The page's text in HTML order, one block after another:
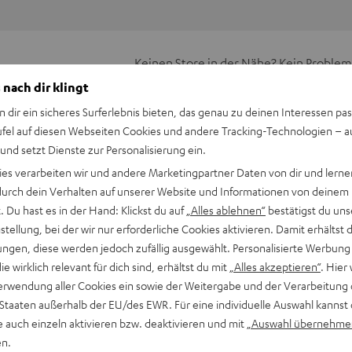
Keinen Store in der Nähe? Kein
2
und Snooze-Fetischisten: Die Aussicht auf einen
CUP sollte Grund genug sein, die Beine motiviert aus
nach dir klingt
dir ein sicheres Surferlebnis bieten, das genau zu deinen Interessen
auf diesen Webseiten Cookies und andere Tracking-Technologien –
setzt Dienste zur Personalisierung ein.
verarbeiten wir und andere Marketingpartner Daten von dir und
dein Verhalten auf unserer Website und Informationen von deinem
Du hast es in der Hand: Klickst du auf „Alles ablehnen“ bestätigst du
bei der wir nur erforderliche Cookies aktivieren. Damit erhältst
diese werden jedoch zufällig ausgewählt. Personalisierte
wirklich relevant für dich sind, erhältst du mit „Alles akzeptieren“. Hier
aller Cookies ein sowie der Weitergabe und der Verarbeitung
außerhalb der EU/des EWR. Für eine individuelle Auswahl kannst
auch einzeln aktivieren bzw. deaktivieren und mit „Auswahl